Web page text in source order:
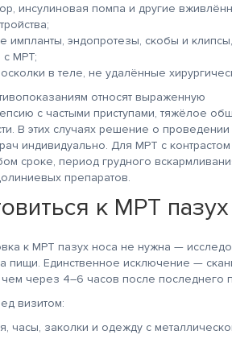
инсулиновая помпа и другие
импланты, эндопротезы, скобы и клипсы,
с МРТ;
в теле, не удалённые
относят выраженную
с частыми приступами, тяжёлое
В этих случаях решение о
индивидуально. Для МРТ с
сроке, период грудного
препаратов.
к МРТ
к МРТ пазух носа не нужна —
пищи. Единственное исключение —
через 4–6 часов после последнего
визитом:
часы, заколки и одежду с